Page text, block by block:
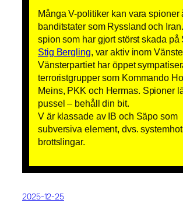
Många V-politiker kan vara spioner
banditstater som Ryssland och
spion som har gjort störst skada på
Stig Bergling, var aktiv inom
Vänsterpartiet har öppet
terroristgrupper som Kommando
Meins, PKK och Hermas. Spioner
pussel – behåll din bit.
V är klassade av IB och Säpo som
subversiva element, dvs.
brottslingar.
2025-12-25